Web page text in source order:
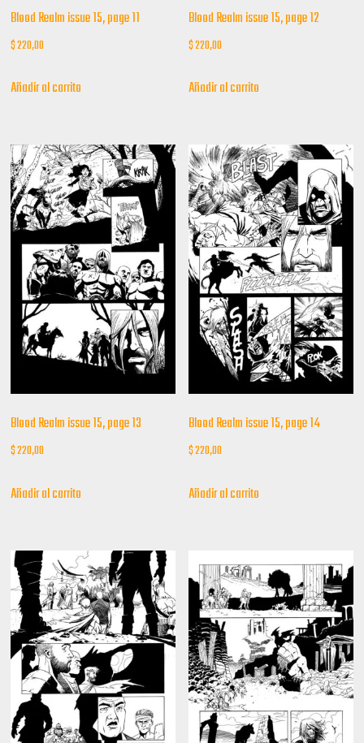
Blood Realm issue 15, page 11
$220,00
Añadir al carrito
Blood Realm issue 15, page 12
$220,00
Añadir al carrito
Blood Realm issue 15, page 13
$220,00
Añadir al carrito
Blood Realm issue 15, page 14
$220,00
Añadir al carrito